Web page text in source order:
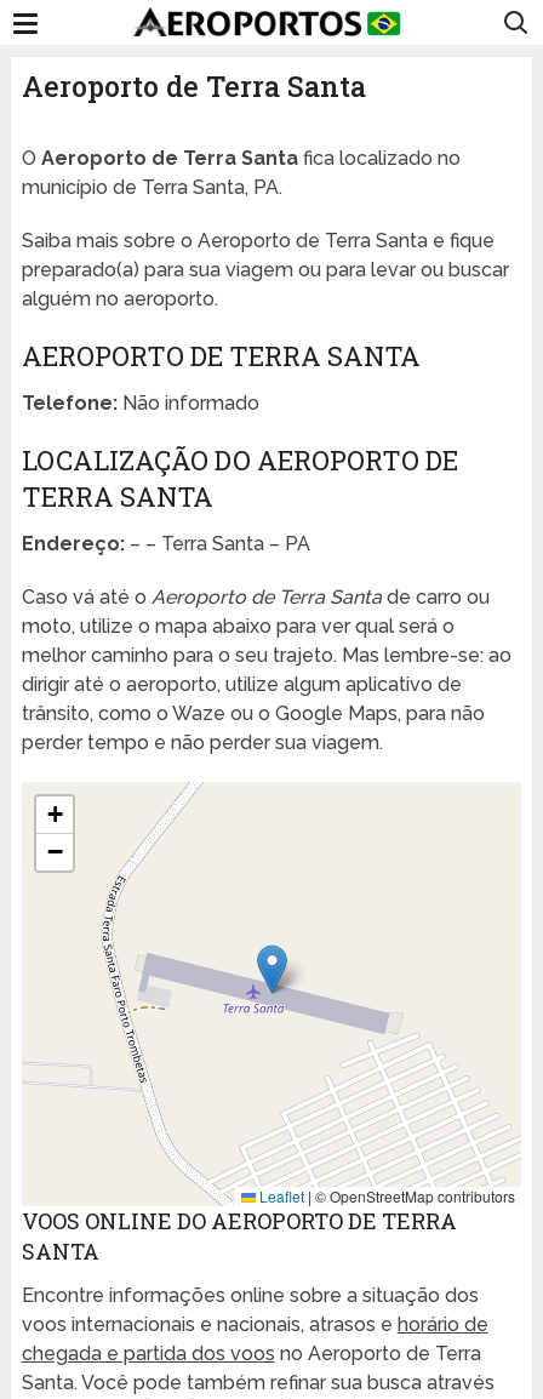
Aeroporto de Terra Santa
O Aeroporto de Terra Santafica localizado no
município de Terra Santa, PA.
Saiba mais sobre o Aeroporto de Terra Santa e fique
preparado(a) para sua viagem ou para levar ou buscar
alguém no aeroporto.
AEROPORTO DE TERRA SANTA
Telefone:Não informado
LOCALIZAÇÃO DO AEROPORTO DE
TERRA SANTA
Endereço:– – Terra Santa – PA
Caso vá até o Aeroporto de Terra Santade carro ou
moto, utilize o mapa abaixo para ver qual será o
melhor caminho para o seu trajeto. Mas lembre-se: ao
dirigir até o aeroporto, utilize algum aplicativo de
trânsito, como o Waze ou o Google Maps, para não
perder tempo e não perder sua viagem.
+
−
Leaflet | © OpenStreetMap contributors
VOOS ONLINE DO AEROPORTO DE TERRA
SANTA
Encontre informações online sobre a situação dos
voos internacionais e nacionais, atrasos e horário de
chegada e partida dos voos no Aeroporto de Terra
Santa. Você pode também refinar sua busca através